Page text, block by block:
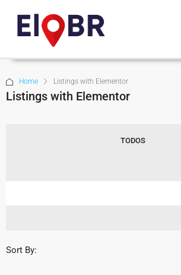
Home Listings with Elementor
Listings with Elementor
TODOS
Sort By: